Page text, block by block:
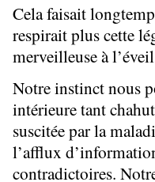
Cela faisait
respirait plus cette
merveilleuse à
Notre instinct nous
intérieure tant
suscitée par la
l’afflux
contradictoires.